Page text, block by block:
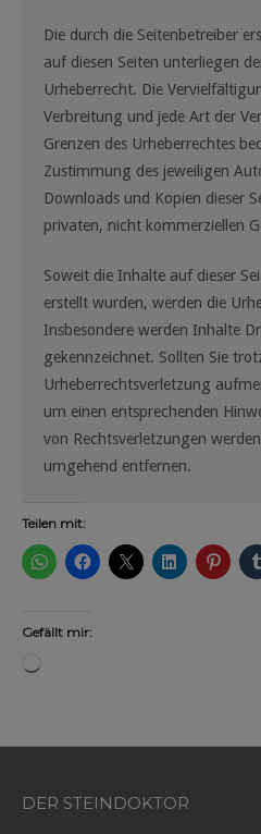
Die durch die Seitenbetreiber
auf diesen Seiten unterliegen
Urheberrecht. Die
Verbreitung und jede Art der
Grenzen des Urheberrechtes
Zustimmung des jeweiligen
Downloads und Kopien dieser
privaten, nicht kommerziellen
Soweit die Inhalte auf dieser
erstellt wurden, werden die
Insbesondere werden Inhalte
gekennzeichnet. Sollten Sie
Urheberrechtsverletzung
um einen entsprechenden
von Rechtsverletzungen
umgehend entfernen.
Teilen mit:
Gefällt mir:
DER STEINDOKTOR